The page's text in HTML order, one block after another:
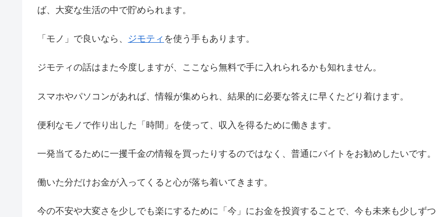
ば、大変な生活の中で貯められます。
「モノ」で良いなら、 ジモティ を使う手もあります。
ジモティの話はまた今度しますが、ここなら無料で手に入れられるかも知れません。
スマホやパソコンがあれば、情報が集められ、結果的に必要な答えに早くたどり着けます。
便利なモノで作り出した「時間」を使って、収入を得るために働きます。
一発当てるために一攫千金の情報を買ったりするのではなく、普通にバイトをお勧めしたいです。
働いた分だけお金が入ってくると心が落ち着いてきます。
今の不安や大変さを少しでも楽にするために「今」にお金を投資することで、今も未来も少しずつ